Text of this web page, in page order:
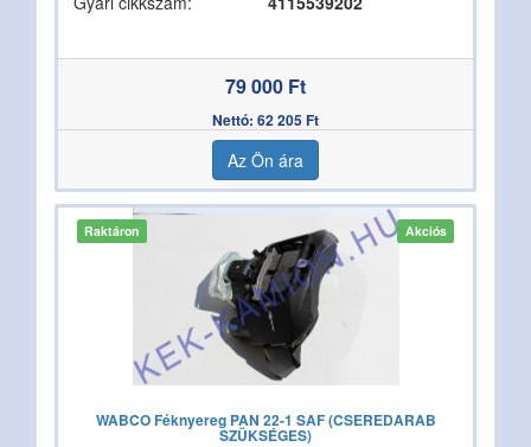
79 000 Ft
Nettó: 62 205 Ft
Az Ön ára
Raktáron Akciós
WABCO Féknyereg PAN 22-1 SAF (CSEREDARAB
SZÜKSÉGES)